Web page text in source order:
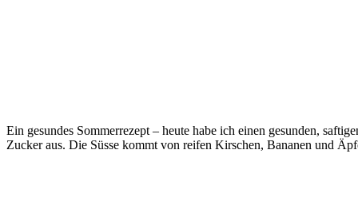
Ein gesundes Sommerrezept – heute habe ich einen gesunden,
Zucker aus. Die Süsse kommt von reifen Kirschen, Bananen und